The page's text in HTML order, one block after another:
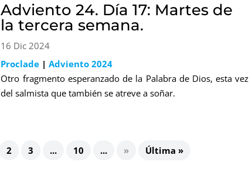
Adviento 24. Día 17: Martes de
la tercera semana.
16 Dic 2024
Proclade |Adviento 2024
Otro fragmento esperanzado de la Palabra de Dios, esta vez
del salmista que también se atreve a soñar.
2 3 ... 10 ... » Última »